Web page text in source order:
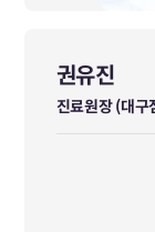
권유진
진료원장 (대구
권유진
진료원장 (대구
동국대학